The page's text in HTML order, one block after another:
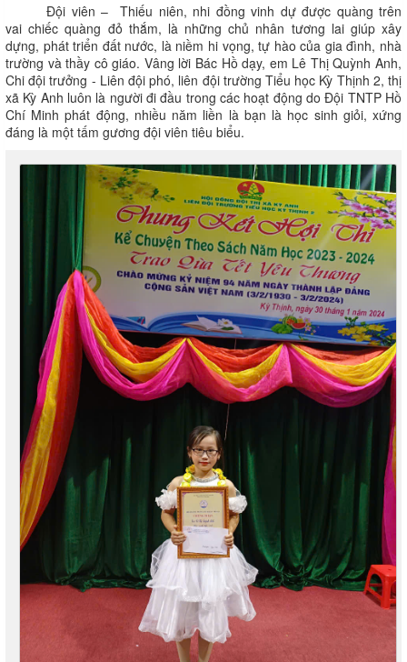
Đội viên – Thiếu niên, nhi đồng vinh dự được quàng trên
vai chiếc quàng đỏ thắm, là những chủ nhân tương lai giúp xây
dựng, phát triển đất nước, là niềm hi vọng, tự hào của gia đình, nhà
trường và thầy cô giáo. Vâng lời Bác Hồ dạy, em Lê Thị Quỳnh Anh,
Chi đội trưởng - Liên đội phó, liên đội trường Tiểu học Kỳ Thịnh 2, thị
xã Kỳ Anh luôn là người đi đầu trong các hoạt động do Đội TNTP Hồ
Chí Minh phát động, nhiều năm liền là bạn là học sinh giỏi, xứng
đáng là một tấm gương đội viên tiêu biểu.